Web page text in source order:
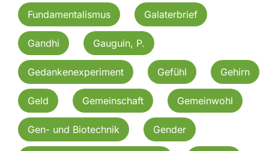
Fundamentalismus Galaterbrief
Gandhi Gauguin, P.
Gedankenexperiment Gefühl Gehirn
Geld Gemeinschaft Gemeinwohl
Gen- und Biotechnik Gender